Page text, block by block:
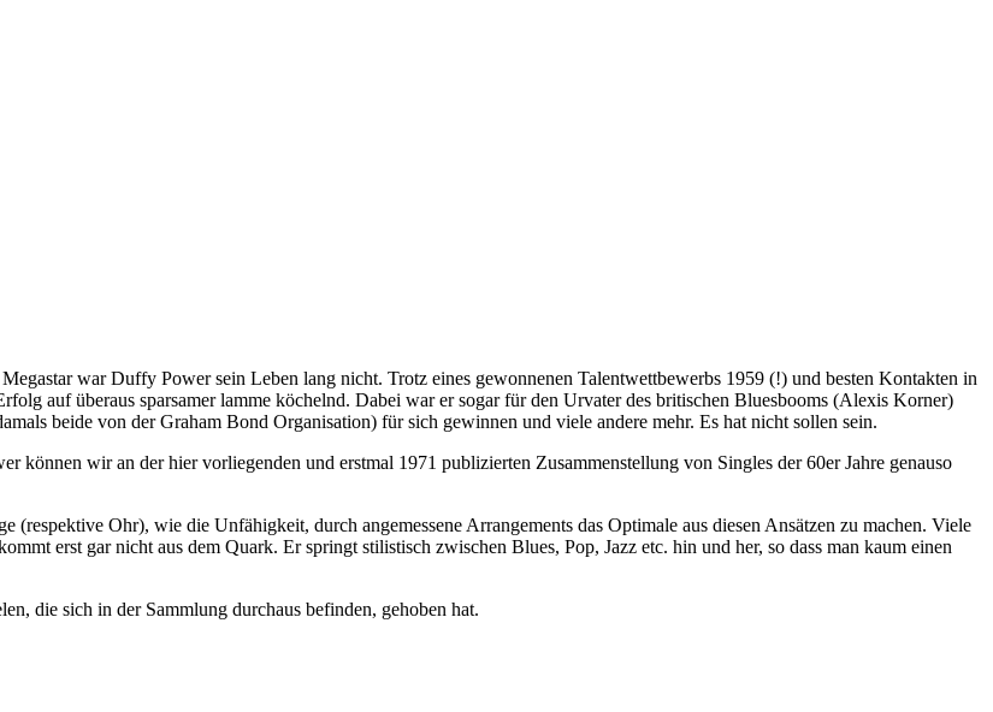
war Duffy Power sein Leben lang nicht. Trotz eines gewonnenen Talentwettbewerbs 1959 (!) und besten Kontakten in
auf überaus sparsamer lamme köchelnd. Dabei war er sogar für den Urvater des britischen Bluesbooms (Alexis Korner)
beide von der Graham Bond Organisation) für sich gewinnen und viele andere mehr. Es hat nicht sollen sein.
können wir an der hier vorliegenden und erstmal 1971 publizierten Zusammenstellung von Singles der 60er Jahre genauso
Ohr), wie die Unfähigkeit, durch angemessene Arrangements das Optimale aus diesen Ansätzen zu machen. Viele
erst gar nicht aus dem Quark. Er springt stilistisch zwischen Blues, Pop, Jazz etc. hin und her, so dass man kaum einen
die sich in der Sammlung durchaus befinden, gehoben hat.